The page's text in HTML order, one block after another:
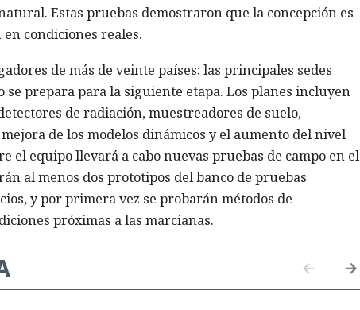
Estas pruebas demostraron que la concepción es
condiciones reales.
de más de veinte países; las principales sedes
prepara para la siguiente etapa. Los planes incluyen
de radiación, muestreadores de suelo,
de los modelos dinámicos y el aumento del nivel
el equipo llevará a cabo nuevas pruebas de campo en el
al menos dos prototipos del banco de pruebas
y por primera vez se probarán métodos de
próximas a las marcianas.